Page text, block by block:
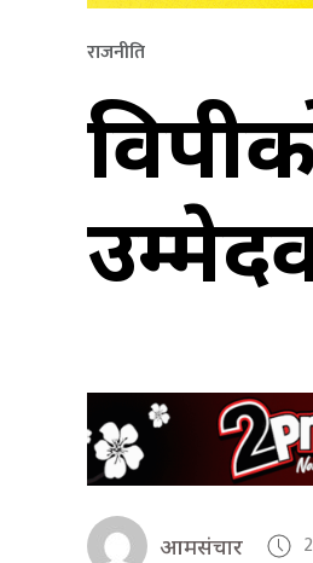
राजनीति
आमसंचार